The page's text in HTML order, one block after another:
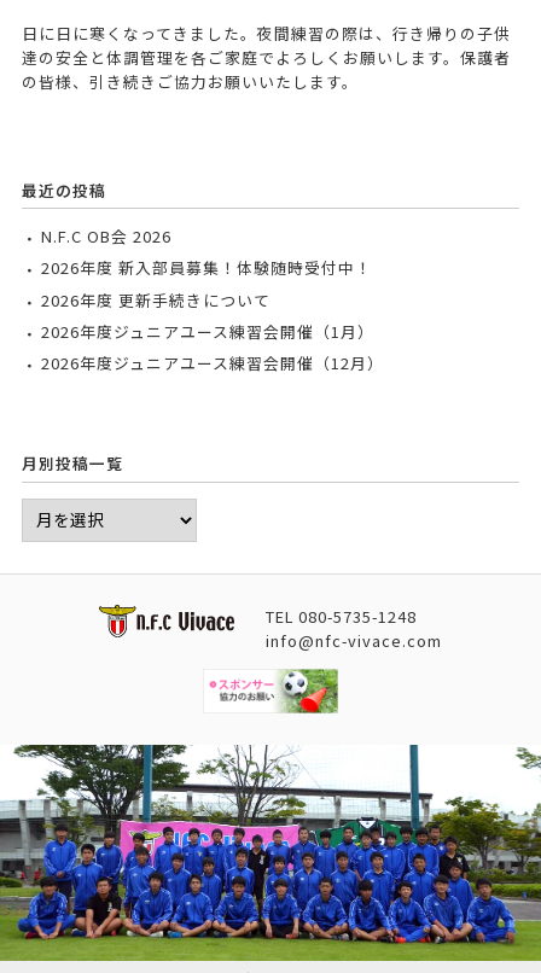
日に日に寒くなってきました。夜間練習の際は、行き帰りの子供
達の安全と体調管理を各ご家庭でよろしくお願いします。保護者
の皆様、引き続きご協力お願いいたします。
最近の投稿
N.F.C OB会 2026
2026年度 新入部員募集！体験随時受付中！
2026年度 更新手続きについて
2026年度ジュニアユース練習会開催（1月）
2026年度ジュニアユース練習会開催（12月）
月別投稿一覧
TEL 080-5735-1248
info@nfc-vivace.com